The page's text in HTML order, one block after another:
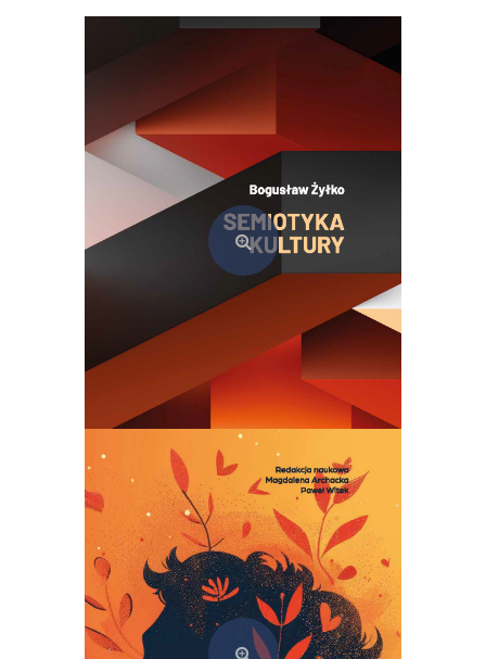
Dodaj do koszyka
Semiotyka kultury. Teoria i praktyka szkoły tartusko-moskiewskiej
69,00zł
Dodaj do koszyka